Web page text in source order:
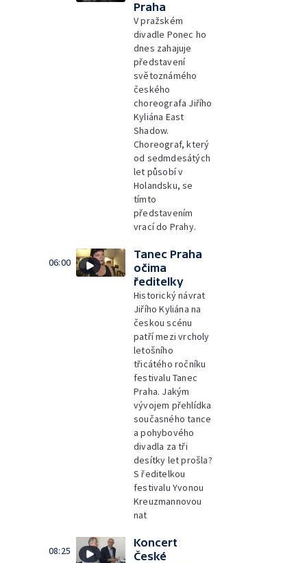
Praha
V pražském
divadle Ponec ho
dnes zahajuje
představení
světoznámého
českého
choreografa Jiřího
Kyliána East
Shadow.
Choreograf, který
od sedmdesátých
let působí v
Holandsku, se
tímto
představením
vrací do Prahy.
06:00
Tanec Praha
očima
ředitelky
Historický návrat
Jiřího Kyliána na
českou scénu
patří mezi vrcholy
letošního
třicátého ročníku
festivalu Tanec
Praha. Jakým
vývojem přehlídka
současného tance
a pohybového
divadla za tři
desítky let prošla?
S ředitelkou
festivalu Yvonou
Kreuzmannovou
nat
08:25
Koncert
České